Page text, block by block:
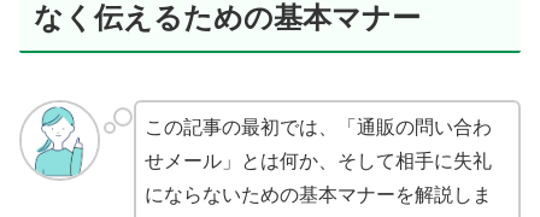
なく伝えるための基本マナー
この記事の最初では、「通販の問い合わ
せメール」とは何か、そして相手に失礼
にならないための基本マナーを解説しま